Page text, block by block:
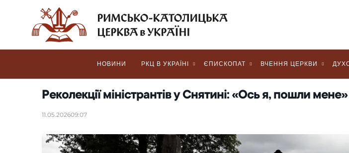
НОВИНИ РКЦ В УКРАЇНІ ЄПИСКОПАТ ВЧЕННЯ ЦЕРКВИ
Реколекції міністрантів у Снятині: «Ось я, пошли мене»
11.05.202609:07